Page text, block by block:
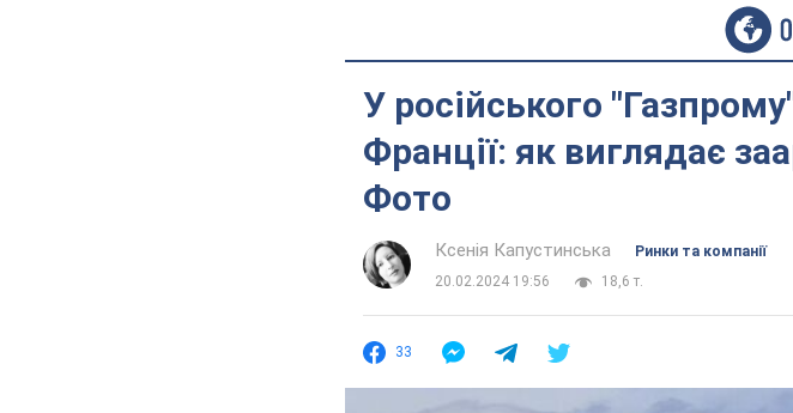
У російського
Франції: як виглядає
Фото
Ксенія Капустинська
Ринки та компанії
20.02.2024 19:56
18,6 т.
33